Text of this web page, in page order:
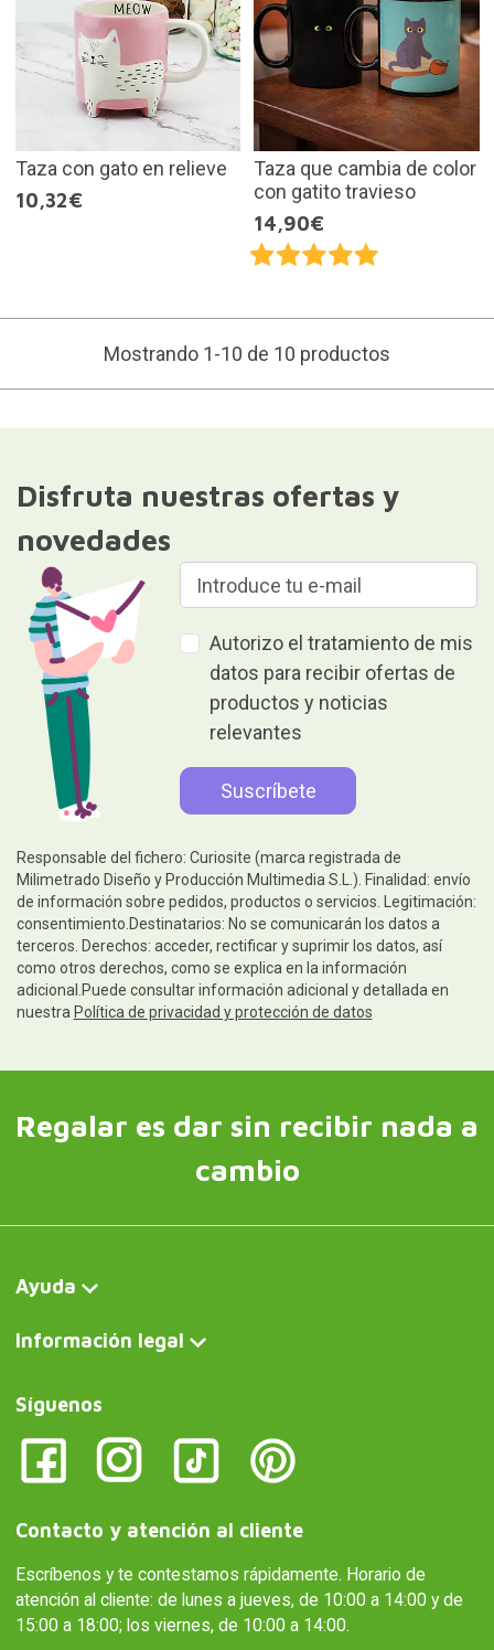
Taza con gato en relieve
10,32€
Taza que cambia de color
con gatito travieso
14,90€
Mostrando 1-10 de 10 productos
Disfruta nuestras ofertas y
novedades
Autorizo el tratamiento de mis
datos para recibir ofertas de
productos y noticias
relevantes
Responsable del fichero: Curiosite (marca registrada de
Milimetrado Diseño y Producción Multimedia S.L.). Finalidad: envío
de información sobre pedidos, productos o servicios. Legitimación:
consentimiento.Destinatarios: No se comunicarán los datos a
terceros. Derechos: acceder, rectificar y suprimir los datos, así
como otros derechos, como se explica en la información
adicional.Puede consultar información adicional y detallada en
nuestra Política de privacidad y protección de datos
Regalar es dar sin recibir nada a
cambio
Ayuda
Información legal
Síguenos
Contacto y atención al cliente
Escríbenos y te contestamos rápidamente. Horario de
atención al cliente: de lunes a jueves, de 10:00 a 14:00 y de
15:00 a 18:00; los viernes, de 10:00 a 14:00.